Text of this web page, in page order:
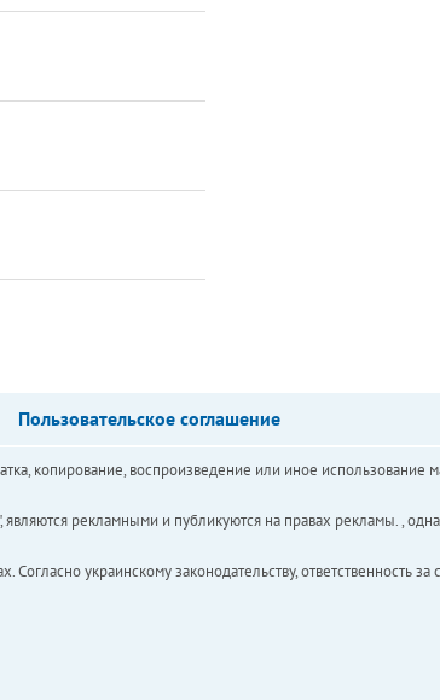
Пользовательское соглашение
копирование, воспроизведение или иное использование
рекламными и публикуются на правах рекламы. ,
украинскому законодательству, ответственность